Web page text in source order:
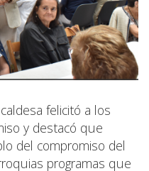
felicitó a los
y destacó que
del compromiso del
programas que